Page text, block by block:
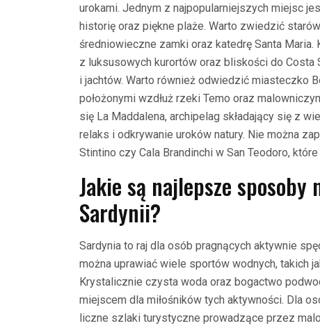
urokami. Jednym z najpopularniejszych miejsc
historię oraz piękne plaże. Warto zwiedzić
średniowieczne zamki oraz katedrę Santa
z luksusowych kurortów oraz bliskości do Costa
i jachtów. Warto również odwiedzić miasteczko
położonymi wzdłuż rzeki Temo oraz
się La Maddalena, archipelag składający się z
relaks i odkrywanie uroków natury. Nie można
Stintino czy Cala Brandinchi w San Teodoro,
Jakie są najlepsze sposoby
Sardynii?
Sardynia to raj dla osób pragnących aktywnie
można uprawiać wiele sportów wodnych, takich
Krystalicznie czysta woda oraz bogactwo
miejscem dla miłośników tych aktywności. Dla
liczne szlaki turystyczne prowadzące przez